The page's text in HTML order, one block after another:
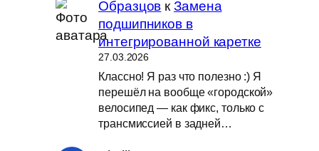
Образцов кЗамена
подшипников в
интегрированной каретке
27.03.2026
Классно! Я раз что полезно :) Я
перешёл на вообще «городской»
велосипед — как фикс, только с
трансмиссией в задней…